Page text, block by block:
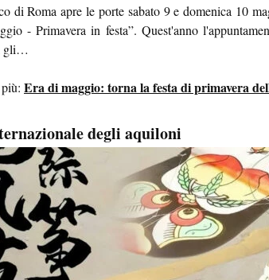
di Roma apre le porte sabato 9 e domenica 10
- Primavera in festa”. Quest'anno
gli…
Era di maggio: torna la festa di primavera
degli aquiloni